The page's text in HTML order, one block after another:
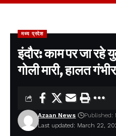
मध्य प्रदेश
इंदौर: काम पर जा रहे
गोली मारी, हालत गंभीर
Last updated: March 22,
Azaan News Published: